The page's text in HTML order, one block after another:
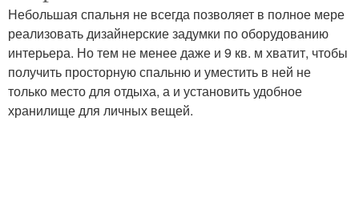
Небольшая спальня не всегда позволяет в полное мере
реализовать дизайнерские задумки по оборудованию
интерьера. Но тем не менее даже и 9 кв. м хватит, чтобы
получить просторную спальню и уместить в ней не
только место для отдыха, а и установить удобное
хранилище для личных вещей.